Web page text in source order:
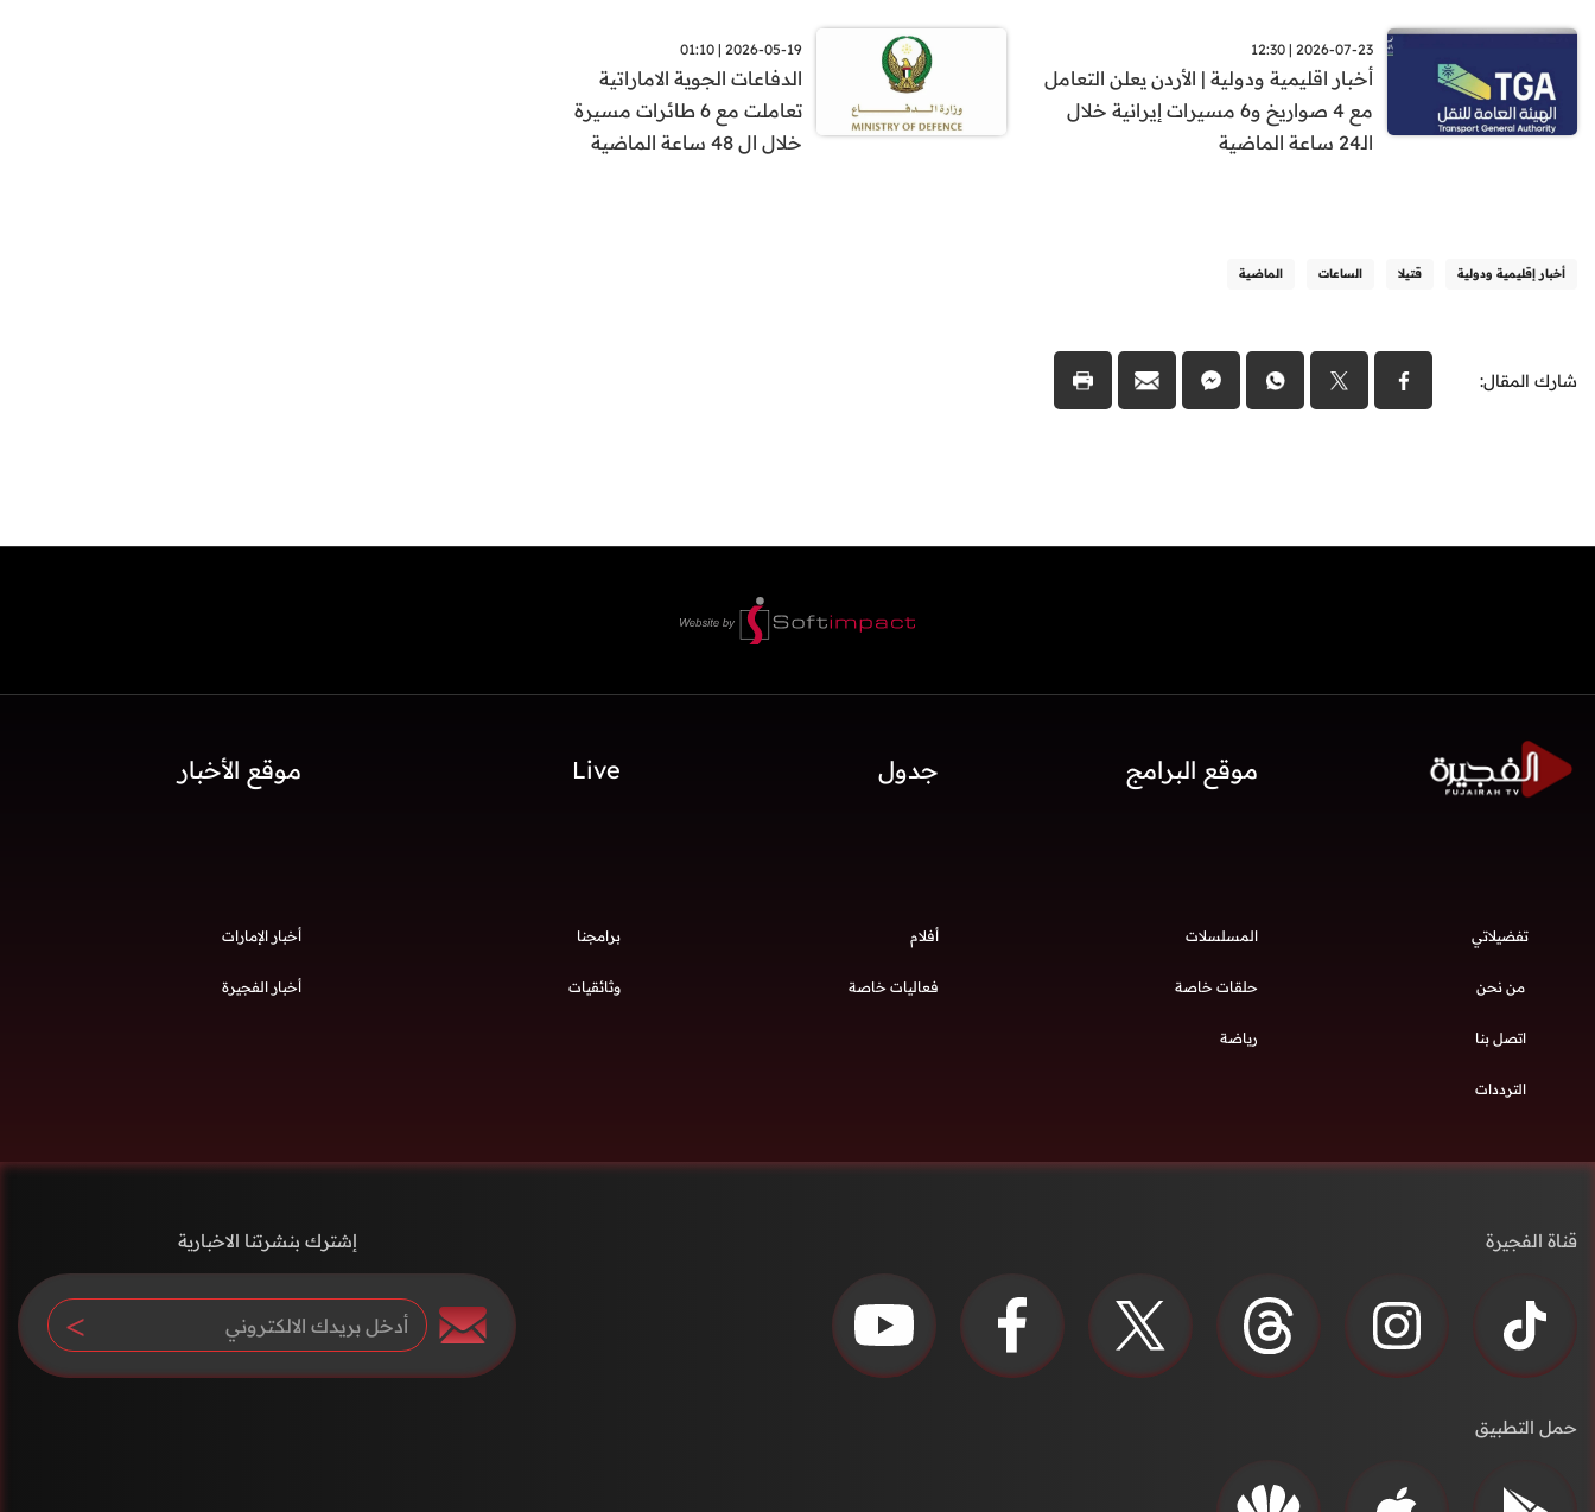
2026-07-23 | 12:30
أخبار اقليمية ودولية | الأردن يعلن التعامل
مع 4 صواريخ و6 مسيرات إيرانية خلال
الـ24 ساعة الماضية
2026-05-19 | 01:10
الدفاعات الجوية الاماراتية
تعاملت مع 6 طائرات مسيرة
خلال ال 48 ساعة الماضية
أخبار إقليمية ودولية قتيلا الساعات الماضية
شارك المقال:
موقع البرامج جدول Live موقع الأخبار
تفضيلاتي
من نحن
اتصل بنا
الترددات
المسلسلات أفلام برامجنا
حلقات خاصة فعاليات خاصة وثائقيات
رياضة
أخبار الإمارات
أخبار الفجيرة
قناة الفجيرة
حمل التطبيق
إشترك بنشرتنا الاخبارية